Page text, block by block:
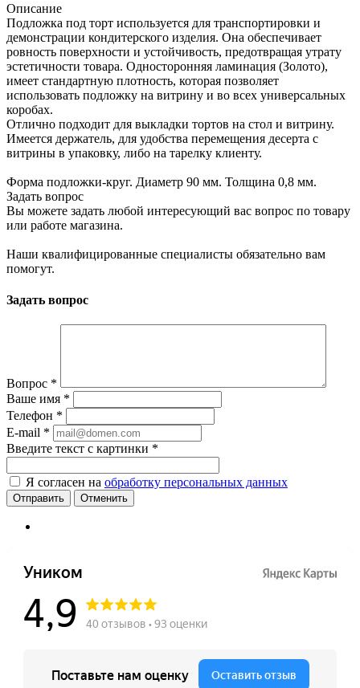
Описание
Подложка под торт используется для транспортировки и
демонстрации кондитерского изделия. Она обеспечивает
ровность поверхности и устойчивость, предотвращая утрату
эстетичности товара. Односторонняя ламинация (Золото),
имеет стандартную плотность, которая позволяет
использовать подложку на витрину и во всех универсальных
коробах.
Отлично подходит для выкладки тортов на стол и витрину.
Имеется держатель, для удобства перемещения десерта с
витрины в упаковку, либо на тарелку клиенту.
Форма подложки-круг. Диаметр 90 мм. Толщина 0,8 мм.
Задать вопрос
Вы можете задать любой интересующий вас вопрос по товару
или работе магазина.
Наши квалифицированные специалисты обязательно вам
помогут.
Задать вопрос
Вопрос *
Ваше имя *
Телефон *
E-mail *
Введите текст с картинки *
Я согласен на обработку персональных данных
Отменить